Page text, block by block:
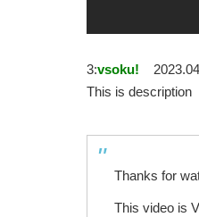
3:vsoku!
This is description
Thanks for
This video is